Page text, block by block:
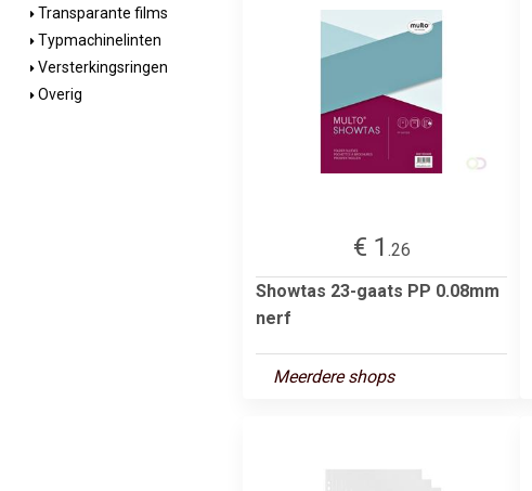
Transparante films
Typmachinelinten
Versterkingsringen
Overig
€ 1 .26
Showtas 23-gaats PP 0.08mm
nerf
Meerdere shops